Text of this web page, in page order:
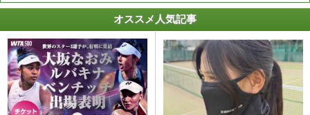
オススメ人気記事